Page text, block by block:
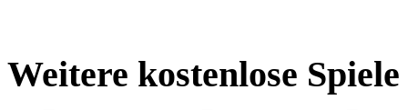
Weitere kostenlose